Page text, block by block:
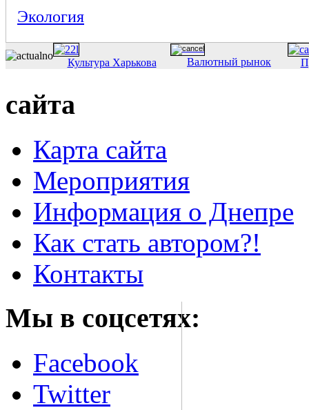
Экология
Культура Харькова Валютный рынок
сайта
Карта сайта
Мероприятия
Информация о Днепре
Как стать автором?!
Контакты
Мы в соцсетях:
Facebook
Twitter